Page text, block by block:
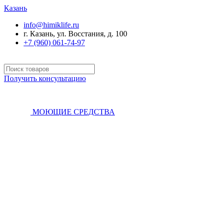
Казань
info@himiklife.ru
г. Казань, ул. Восстания, д. 100
+7 (960) 061-74-97
Получить консультацию
МОЮЩИЕ СРЕДСТВА